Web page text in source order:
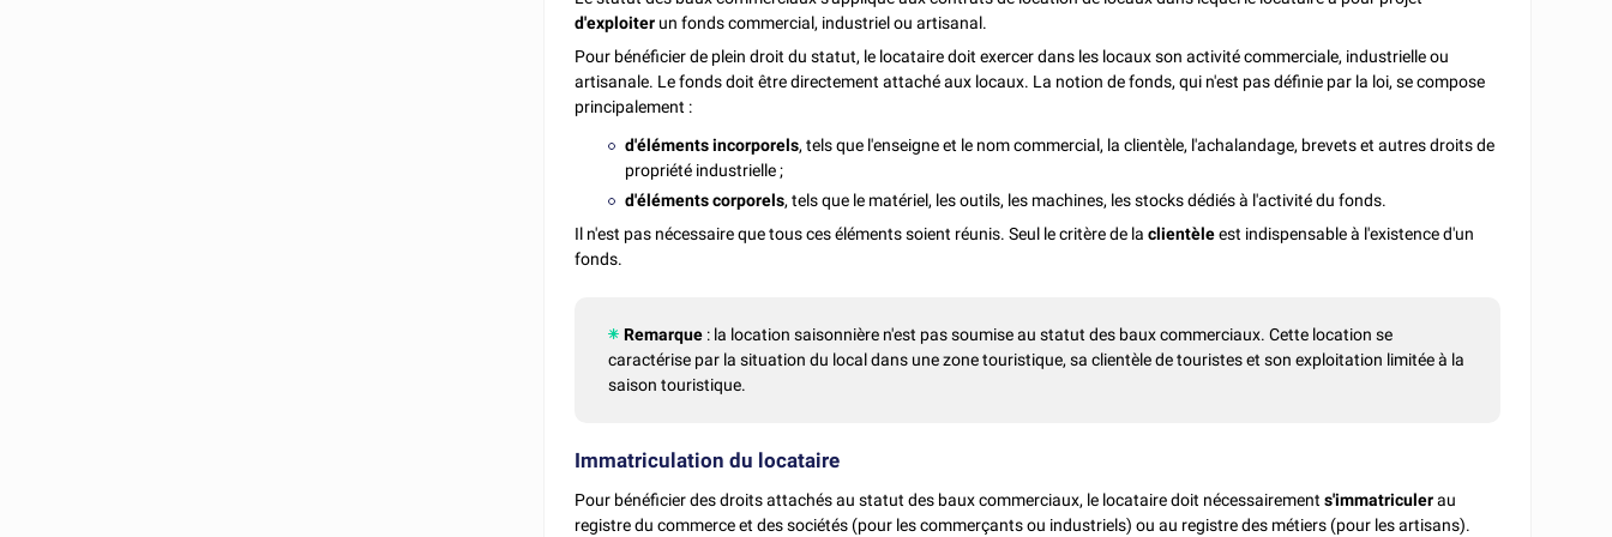
d'exploiter un fonds commercial, industriel ou artisanal.
Pour bénéficier de plein droit du statut, le locataire doit exercer dans les locaux son activité commerciale, industrielle ou
artisanale. Le fonds doit être directement attaché aux locaux. La notion de fonds, qui n'est pas définie par la loi, se compose
principalement :
d'éléments incorporels, tels que l'enseigne et le nom commercial, la clientèle, l'achalandage, brevets et autres droits de
propriété industrielle ;
d'éléments corporels, tels que le matériel, les outils, les machines, les stocks dédiés à l'activité du fonds.
Il n'est pas nécessaire que tous ces éléments soient réunis. Seul le critère de la clientèleest indispensable à l'existence d'un
fonds.
Remarque : la location saisonnière n'est pas soumise au statut des baux commerciaux. Cette location se
caractérise par la situation du local dans une zone touristique, sa clientèle de touristes et son exploitation limitée à la
saison touristique.
Immatriculation du locataire
Pour bénéficier des droits attachés au statut des baux commerciaux, le locataire doit nécessairement s'immatriculerau
registre du commerce et des sociétés (pour les commerçants ou industriels) ou au registre des métiers (pour les artisans).